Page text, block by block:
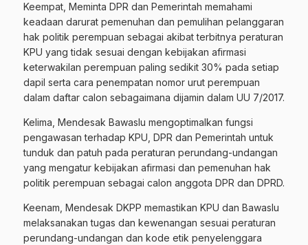
Keempat, Meminta DPR dan Pemerintah memahami
keadaan darurat pemenuhan dan pemulihan pelanggaran
hak politik perempuan sebagai akibat terbitnya peraturan
KPU yang tidak sesuai dengan kebijakan afirmasi
keterwakilan perempuan paling sedikit 30% pada setiap
dapil serta cara penempatan nomor urut perempuan
dalam daftar calon sebagaimana dijamin dalam UU 7/2017.
Kelima, Mendesak Bawaslu mengoptimalkan fungsi
pengawasan terhadap KPU, DPR dan Pemerintah untuk
tunduk dan patuh pada peraturan perundang-undangan
yang mengatur kebijakan afirmasi dan pemenuhan hak
politik perempuan sebagai calon anggota DPR dan DPRD.
Keenam, Mendesak DKPP memastikan KPU dan Bawaslu
melaksanakan tugas dan kewenangan sesuai peraturan
perundang-undangan dan kode etik penyelenggara